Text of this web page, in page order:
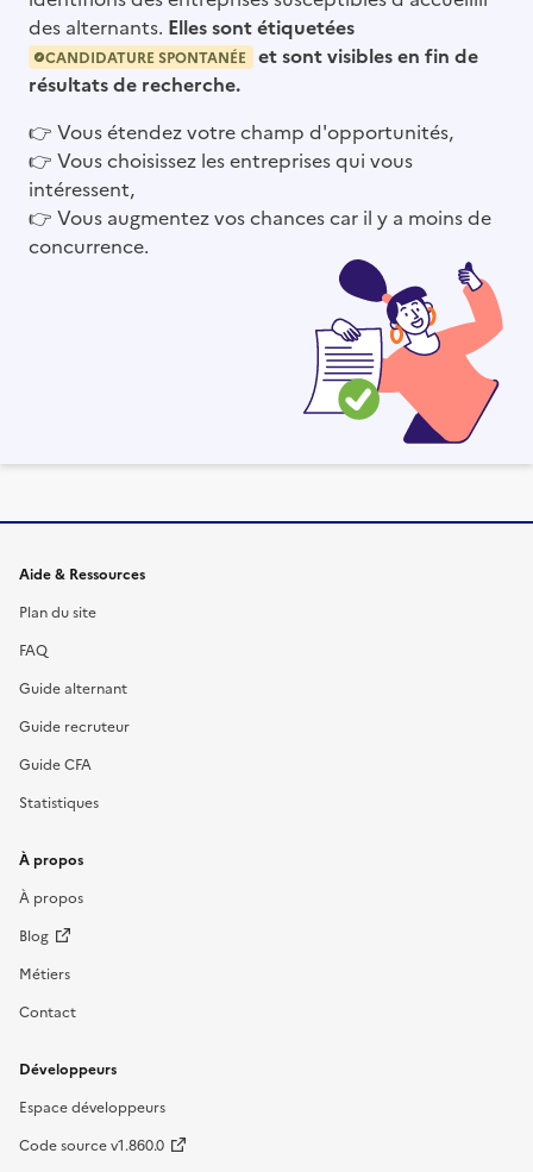
des alternants. Elles sont étiquetées
CANDIDATURE SPONTANÉE
et sont visibles en fin de
résultats de recherche.
👉 Vous étendez votre champ d'opportunités,
👉 Vous choisissez les entreprises qui vous
intéressent,
👉 Vous augmentez vos chances car il y a moins de
concurrence.
Informations et liens du site
Aide & Ressources
Plan du site
FAQ
Guide alternant
Guide recruteur
Guide CFA
Statistiques
À propos
À propos
Blog
Métiers
Contact
Développeurs
Espace développeurs
Code source v1.860.0